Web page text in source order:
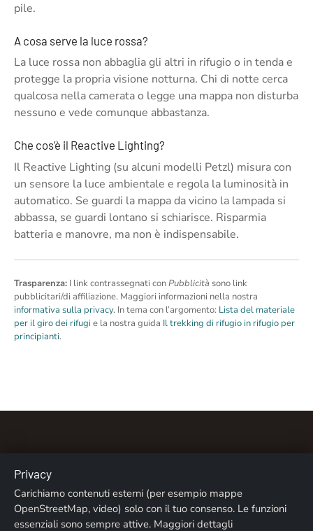
pile.
A cosa serve la luce rossa?
La luce rossa non abbaglia gli altri in rifugio o in tenda e
protegge la propria visione notturna. Chi di notte cerca
qualcosa nella camerata o legge una mappa non disturba
nessuno e vede comunque abbastanza.
Che cos’è il Reactive Lighting?
Il Reactive Lighting (su alcuni modelli Petzl) misura con
un sensore la luce ambientale e regola la luminosità in
automatico. Se guardi la mappa da vicino la lampada si
abbassa, se guardi lontano si schiarisce. Risparmia
batteria e manovre, ma non è indispensabile.
Trasparenza: I link contrassegnati conPubblicità sono link
pubblicitari/di affiliazione. Maggiori informazioni nella nostra
informativa sulla privacy. In tema con l’argomento: Lista del materiale
per il giro dei rifugie la nostra guida Il trekking di rifugio in rifugio per
principianti.
Chi siamo Contatti Note legali
Privacy
Privacy
Carichiamo contenuti esterni (per esempio mappe
OpenStreetMap, video) solo con il tuo consenso. Le funzioni
essenziali sono sempre attive. Maggiori dettagli